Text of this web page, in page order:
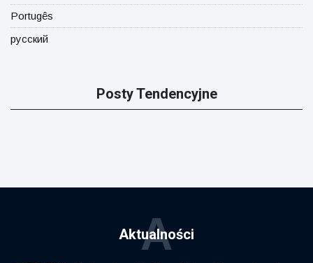
Portugês
русский
Posty Tendencyjne
Aktualności
A